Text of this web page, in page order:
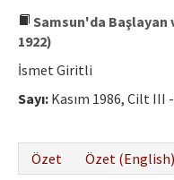
Samsun'da Başlayan
1922)
İsmet Giritli
Sayı: Kasım 1986, Cilt III -
Özet
Özet (English)